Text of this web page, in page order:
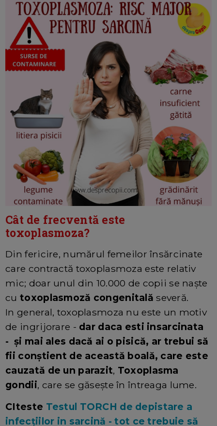
Cât de frecventă este
toxoplasmoza?
Din fericire, numărul femeilor însărcinate
care contractă toxoplasmoza este relativ
mic; doar unul din 10.000 de copii se naște
cutoxoplasmoză congenitală severă.
In general, toxoplasmoza nu este un motiv
de ingrijorare - dar daca esti insarcinata
- și mai ales dacă ai o pisică, ar trebui să
fii conștient de această boală, care este
cauzată de un parazit, Toxoplasma
gondii, care se găsește în întreaga lume.
CIteste Testul TORCH de depistare a
infecțiilor in sarcină - tot ce trebuie să